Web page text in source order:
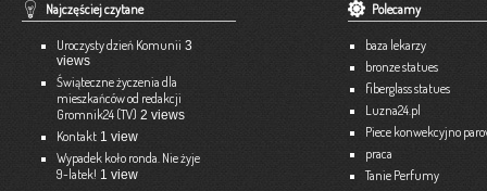
Ekspert – Biuro Rachunkowe
795 409 892 lub 18 35 10 293
www.ekspert.biz.pl
Najczęściej czytane
Uroczysty dzień Komunii 3
views
Świąteczne życzenia dla
mieszkańców od redakcji
Gromnik24 (TV) 2 views
Kontakt 1 view
Wypadek koło ronda. Nie żyje
9-latek! 1 view
Polecamy
baza lekarzy
bronze statues
fiberglass statues
Luzna24.pl
Piece konwekcyjno
praca
Tanie Perfumy